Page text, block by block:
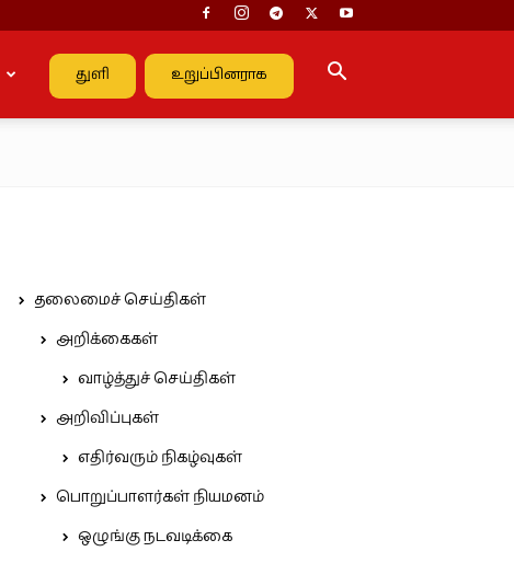
துளி உறுப்பினராக
தலைமைச் செய்திகள்
அறிக்கைகள்
வாழ்த்துச் செய்திகள்
அறிவிப்புகள்
எதிர்வரும் நிகழ்வுகள்
பொறுப்பாளர்கள் நியமனம்
ஒழுங்கு நடவடிக்கை